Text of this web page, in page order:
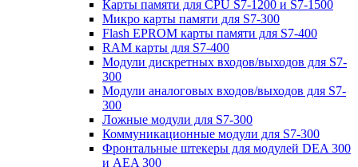
Карты памяти для CPU S7-1200 и S7-1500
Микро карты памяти для S7-300
Flash EPROM карты памяти для S7-400
RAM карты для S7-400
Модули дискретных входов/выходов для S7-
300
Модули аналоговых входов/выходов для S7-
300
Ложные модули для S7-300
Коммуникационные модули для S7-300
Фронтальные штекеры для модулей DEA 300
и AEA 300